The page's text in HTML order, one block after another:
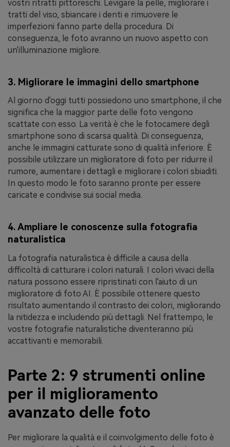
vostri ritratti pittoreschi. Levigare la pelle, migliorare i
tratti del viso, sbiancare i denti e rimuovere le
imperfezioni fanno parte della procedura. Di
conseguenza, le foto avranno un nuovo aspetto con
un'illuminazione migliore.
3. Migliorare le immagini dello smartphone
Al giorno d'oggi tutti possiedono uno smartphone, il che
significa che la maggior parte delle foto vengono
scattate con esso. La verità è che le fotocamere degli
smartphone sono di scarsa qualità. Di conseguenza,
anche le immagini catturate sono di qualità inferiore. È
possibile utilizzare un miglioratore di foto per ridurre il
rumore, aumentare i dettagli e migliorare i colori sbiaditi.
In questo modo le foto saranno pronte per essere
caricate e condivise sui social media.
4. Ampliare le conoscenze sulla fotografia
naturalistica
La fotografia naturalistica è difficile a causa della
difficoltà di catturare i colori naturali. I colori vivaci della
natura possono essere ripristinati con l'aiuto di un
miglioratore di foto AI. È possibile ottenere questo
risultato aumentando il contrasto dei colori, migliorando
la nitidezza e includendo più dettagli. Nel frattempo, le
vostre fotografie naturalistiche diventeranno più
accattivanti e memorabili.
Parte 2: 9 strumenti online
per il miglioramento
avanzato delle foto
Per migliorare la qualità e il coinvolgimento delle foto è